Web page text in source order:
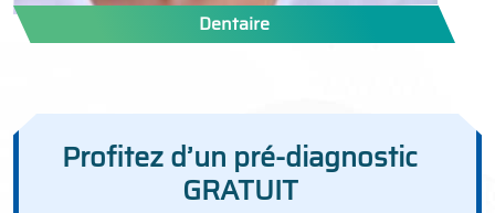
Dentaire
Profitez d’un pré-diagnostic
GRATUIT